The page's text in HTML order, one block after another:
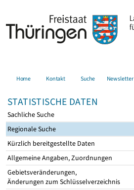
Home Kontakt Suche Newsletter
STATISTISCHE DATEN
Sachliche Suche
Regionale Suche
Kürzlich bereitgestellte Daten
Allgemeine Angaben, Zuordnungen
Gebietsveränderungen,
Änderungen zum Schlüsselverzeichnis